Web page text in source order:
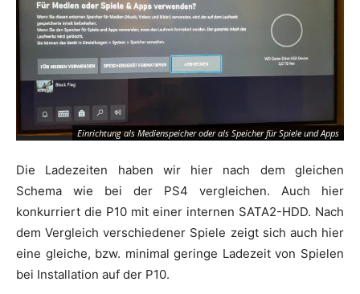
Einrichtung als Medienspeicher oder als Speicher für Spiele und Apps
Die Ladezeiten haben wir hier nach dem gleichen
Schema wie bei der PS4 vergleichen. Auch hier
konkurriert die P10 mit einer internen SATA2-HDD. Nach
dem Vergleich verschiedener Spiele zeigt sich auch hier
eine gleiche, bzw. minimal geringe Ladezeit von Spielen
bei Installation auf der P10.